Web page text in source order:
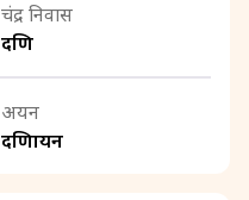
चंद्र निवास
दक्षिण
अयन
दक्षिणायन